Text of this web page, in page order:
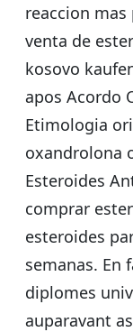
reaccion
venta de
kosovo
apos Acordo
Etimologia
oxandrolona
Esteroides
comprar
esteroides
semanas. En
diplomes
auparavant